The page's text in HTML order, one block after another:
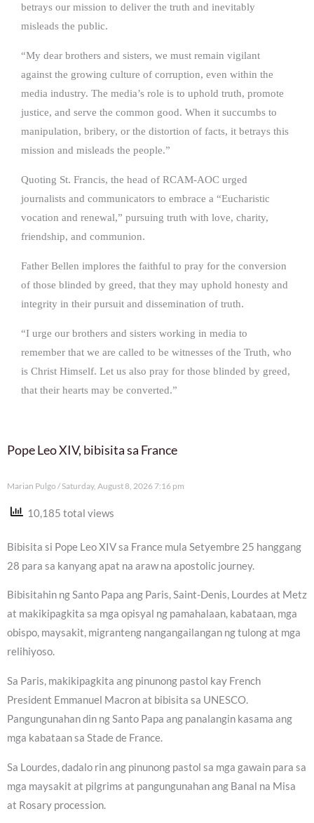
betrays our mission to deliver the truth and inevitably
misleads the public.
“My dear brothers and sisters, we must remain vigilant
against the growing culture of corruption, even within the
media industry. The media’s role is to uphold truth, promote
justice, and serve the common good. When it succumbs to
manipulation, bribery, or the distortion of facts, it betrays this
mission and misleads the people.”
Quoting St. Francis, the head of RCAM-AOC urged
journalists and communicators to embrace a “Eucharistic
vocation and renewal,” pursuing truth with love, charity,
friendship, and communion.
Father Bellen implores the faithful to pray for the conversion
of those blinded by greed, that they may uphold honesty and
integrity in their pursuit and dissemination of truth.
“I urge our brothers and sisters working in media to
remember that we are called to be witnesses of the Truth, who
is Christ Himself. Let us also pray for those blinded by greed,
that their hearts may be converted.”
Pope Leo XIV, bibisita sa France
Marian Pulgo Saturday, August 8, 2026 7:16 pm
10,185 total views
Bibisita si Pope Leo XIV sa France mula Setyembre 25 hanggang
28 para sa kanyang apat na araw na apostolic journey.
Bibisitahin ng Santo Papa ang Paris, Saint-Denis, Lourdes at Metz
at makikipagkita sa mga opisyal ng pamahalaan, kabataan, mga
obispo, maysakit, migranteng nangangailangan ng tulong at mga
relihiyoso.
Sa Paris, makikipagkita ang pinunong pastol kay French
President Emmanuel Macron at bibisita sa UNESCO.
Pangungunahan din ng Santo Papa ang panalangin kasama ang
mga kabataan sa Stade de France.
Sa Lourdes, dadalo rin ang pinunong pastol sa mga gawain para sa
mga maysakit at pilgrims at pangungunahan ang Banal na Misa
at Rosary procession.